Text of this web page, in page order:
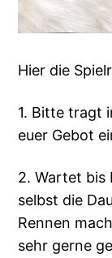
Hier die
1. Bitte tragt
euer Gebot
2. Wartet bis
selbst die
Rennen
sehr gerne